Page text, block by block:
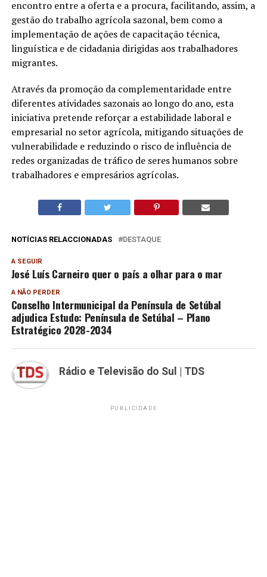
encontro entre a oferta e a procura, facilitando, assim, a
gestão do trabalho agrícola sazonal, bem como a
implementação de ações de capacitação técnica,
linguística e de cidadania dirigidas aos trabalhadores
migrantes.
Através da promoção da complementaridade entre
diferentes atividades sazonais ao longo do ano, esta
iniciativa pretende reforçar a estabilidade laboral e
empresarial no setor agrícola, mitigando situações de
vulnerabilidade e reduzindo o risco de influência de
redes organizadas de tráfico de seres humanos sobre
trabalhadores e empresários agrícolas.
NOTÍCIAS RELACCIONADAS DESTAQUE
A SEGUIR
José Luís Carneiro quer o país a olhar para o mar
A NÃO PERDER
Conselho Intermunicipal da Península de Setúbal
adjudica Estudo: Península de Setúbal – Plano
Estratégico 2028-2034
Rádio e Televisão do Sul | TDS
PUBLICIDADE